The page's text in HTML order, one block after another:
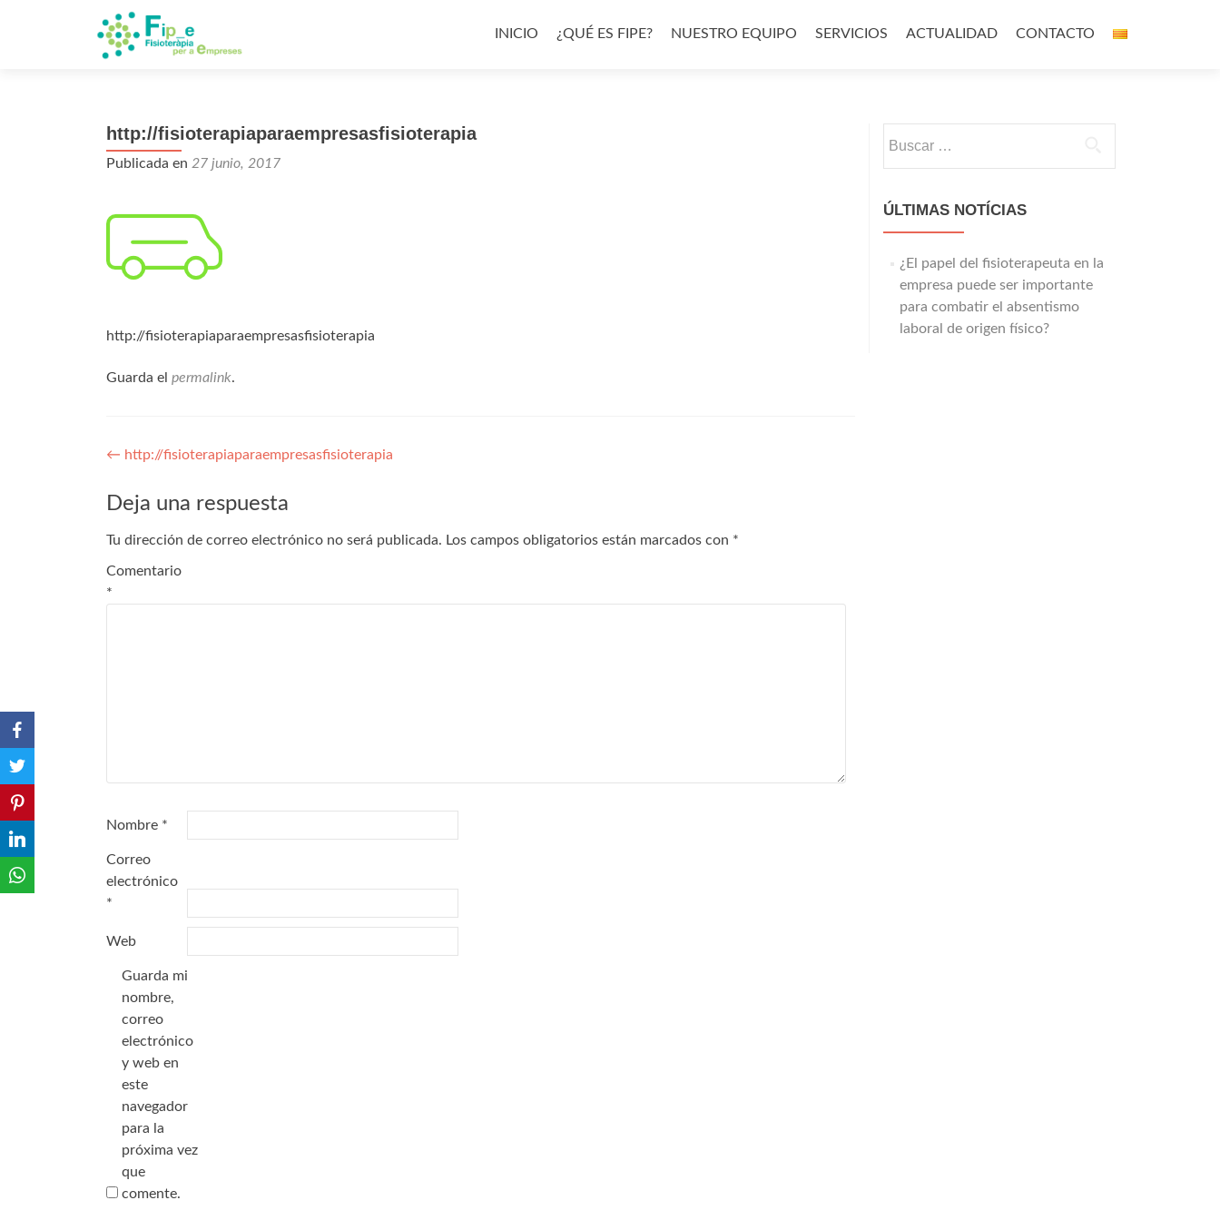
alINICIO ¿QUÉ ES FIPE? NUESTRO EQUIPO SERVICIOS ACTUALIDAD CONTACTO
http://fisioterapiaparaempresasfisioterapia
Publicada en 27 junio, 2017
http://fisioterapiaparaempresasfisioterapia
Guarda el permalink.
Navegación
de
entradas
← http://fisioterapiaparaempresasfisioterapia
Deja una respuesta
Tu dirección de correo electrónico no será publicada. Los campos obligatorios están marcados con *
Comentario
*
Nombre *
Correo
electrónico
*
Web
Guarda mi
nombre,
correo
electrónico
y web en
este
navegador
para la
próxima vez
que
comente.
ÚLTIMAS NOTÍCIAS
¿El papel del fisioterapeuta en la
empresa puede ser importante
para combatir el absentismo
laboral de origen físico?